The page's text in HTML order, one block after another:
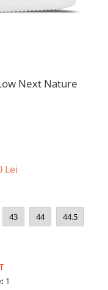
Next Nature
Lei
43 44 44.5
1